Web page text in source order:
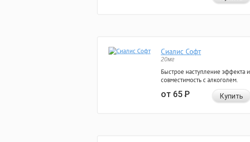
Сиалис Софт
20мг
Быстрое наступление эффекта и
совместимость с алкоголем.
от 65Р Купить